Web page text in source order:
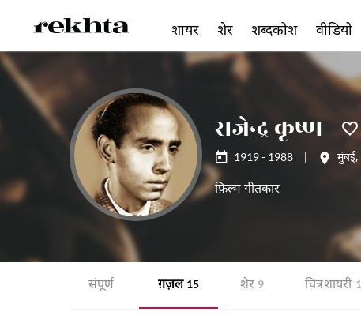
राजेन्द्र कृष्ण
1919 - 1988 मुंबई,
फ़िल्म गीतकार
संपूर्ण ग़ज़ल 15 शेर 9 चित्र शायरी 1
शायर शेर शब्दकोश वीडियो